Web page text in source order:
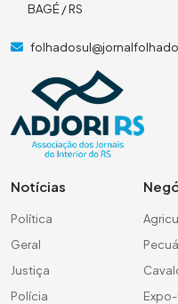
BAGÉ / RS
Notícias
Política
Geral
Justiça
Polícia